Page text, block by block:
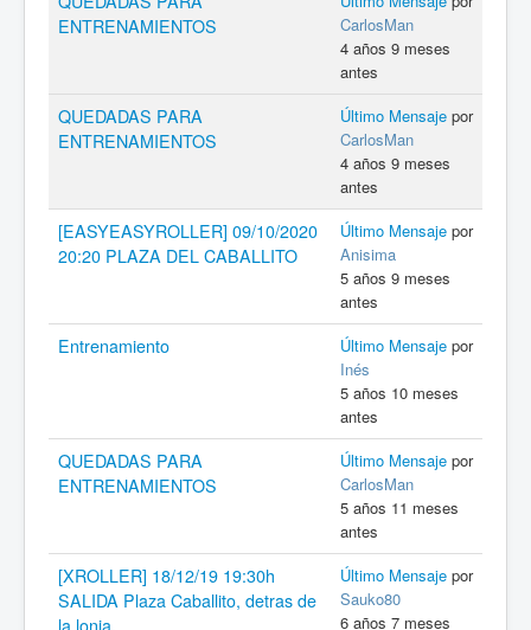
ENTRENAMIENTOS
CarlosMan
4 años 9 meses
antes
QUEDADAS PARA
ENTRENAMIENTOS
Último Mensaje por
CarlosMan
4 años 9 meses
antes
[EASYEASYROLLER] 09/10/2020
20:20 PLAZA DEL CABALLITO
Último Mensaje por
Anisima
5 años 9 meses
antes
Entrenamiento Último Mensaje por
Inés
5 años 10 meses
antes
QUEDADAS PARA
ENTRENAMIENTOS
Último Mensaje por
CarlosMan
5 años 11 meses
antes
[XROLLER] 18/12/19 19:30h
SALIDA Plaza Caballito, detras de
Último Mensaje por
Sauko80
6 años 7 meses